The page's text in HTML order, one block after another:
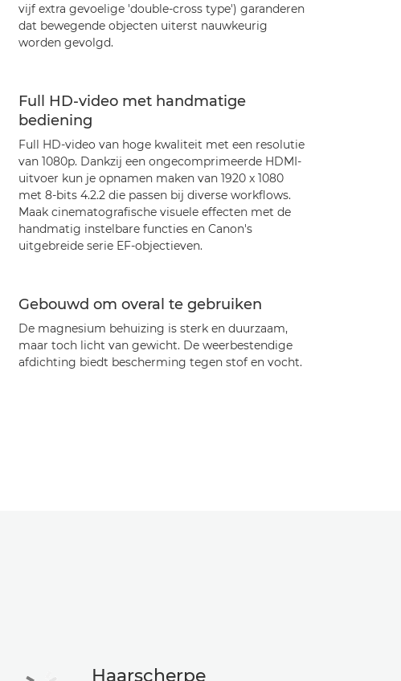
vijf extra gevoelige 'double-cross type') garanderen
dat bewegende objecten uiterst nauwkeurig
worden gevolgd.
Full HD-video met handmatige
bediening
Full HD-video van hoge kwaliteit met een resolutie
van 1080p. Dankzij een ongecomprimeerde HDMI-
uitvoer kun je opnamen maken van 1920 x 1080
met 8-bits 4.2.2 die passen bij diverse workflows.
Maak cinematografische visuele effecten met de
handmatig instelbare functies en Canon's
uitgebreide serie EF-objectieven.
Gebouwd om overal te gebruiken
De magnesium behuizing is sterk en duurzaam,
maar toch licht van gewicht. De weerbestendige
afdichting biedt bescherming tegen stof en vocht.
Haarscherpe